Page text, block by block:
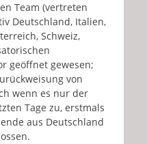
Team (vertreten
Deutschland, Italien,
Schweiz,
geöffnet gewesen;
von
wenn es nur der
Tage zu, erstmals
aus Deutschland